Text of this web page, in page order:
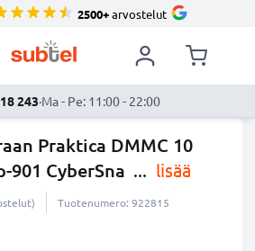
2500+arvostelut
243·Ma - Pe: 11:00 - 22:00
Praktica DMMC 10
901 CyberSna ... lisää
Tuotenumero: 922815